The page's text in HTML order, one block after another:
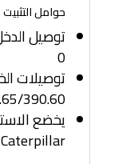
حوامل التثبيت
0
390.60‏/GWB 390.65
يخضع
Caterpillar